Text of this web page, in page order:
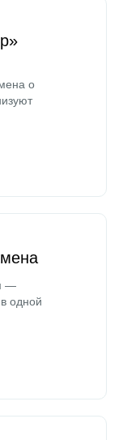
о
—
одной